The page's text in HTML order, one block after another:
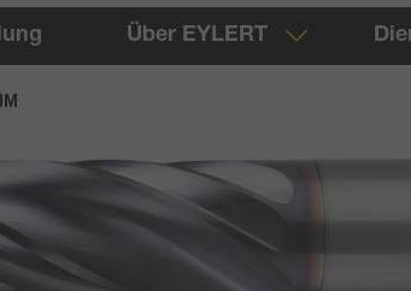
Über EYLERT